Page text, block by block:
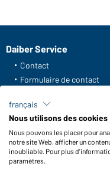
Daiber Service
Contact
Formulaire de contact
FAQ / Manuel d' utilisation
Vérifier le stock
Reporting system
Fonctions et entretien
français
Nous utilisons des cookies
Nous pouvons les placer pour
notre site Web, afficher un
inoubliable. Pour plus
paramètres.